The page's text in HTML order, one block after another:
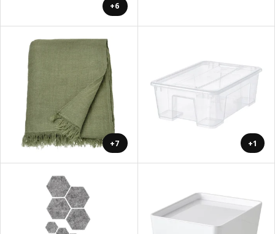
+6
+7 +1